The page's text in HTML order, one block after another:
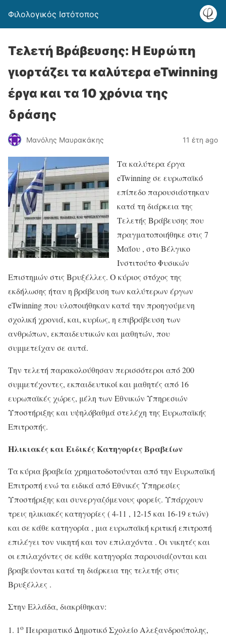
Φιλολογικός Ιστότοπος
Τελετή Βράβευσης: Η Ευρώπη
γιορτάζει τα καλύτερα eTwinning
έργα και τα 10 χρόνια της
δράσης
Μανόλης Μαυρακάκης 11 έτη ago
Τα καλύτερα έργα
eTwinning σε ευρωπαϊκό
επίπεδο παρουσιάστηκαν
κατά τη διάρκεια της
Τελετής Βράβευσης που
πραγματοποιήθηκε στις 7
Μαΐου , στο Βέλγικο
Ινστιτούτο Φυσικών
Επιστημών στις Βρυξέλλες. Ο κύριος στόχος της
εκδήλωσης ήταν η βράβευση των καλύτερων έργων
eTwinning που υλοποιήθηκαν κατά την προηγούμενη
σχολική χρονιά, και, κυρίως, η επιβράβευση των
ανθρώπων, εκπαιδευτικών και μαθητών, που
συμμετείχαν σε αυτά.
Την τελετή παρακολούθησαν περισσότεροι από 200
συμμετέχοντες, εκπαιδευτικοί και μαθητές από 16
ευρωπαϊκές χώρες, μέλη των Εθνικών Υπηρεσιών
Υποστήριξης και υψηλόβαθμά στελέχη της Ευρωπαϊκής
Επιτροπής.
Ηλικιακές και Ειδικές Κατηγορίες Βραβείων
Τα κύρια βραβεία χρηματοδοτούνται από την Ευρωπαϊκή
Επιτροπή ενώ τα ειδικά από Εθνικές Υπηρεσίες
Υποστήριξης και συνεργαζόμενους φορείς. Υπάρχουν
τρεις ηλικιακές κατηγορίες ( 4-11 , 12-15 και 16-19 ετών)
και σε κάθε κατηγορία , μια ευρωπαϊκή κριτική επιτροπή
επιλέγει τον νικητή και τον επιλαχόντα . Οι νικητές και
οι επιλαχόντες σε κάθε κατηγορία παρουσιάζονται και
βραβεύονται κατά τη διάρκεια της τελετής στις
Βρυξέλλες .
Στην Ελλάδα, διακρίθηκαν:
1ο Πειραματικό Δημοτικό Σχολείο Αλεξανδρούπολης,